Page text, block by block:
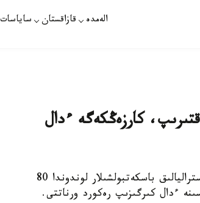
الەمدە قازاقستان ساياسات
لاقتىرىپ، كارزەڭكەگە ءدال
استانا. قازاقپارات - وزدەرىن How Ridiculous دەپ اتايتىن اۆستراليالىق باسكەتبولشىلار لوندوندا 80
ءدال كىرگىزىپ رەكورد ورناتتى.